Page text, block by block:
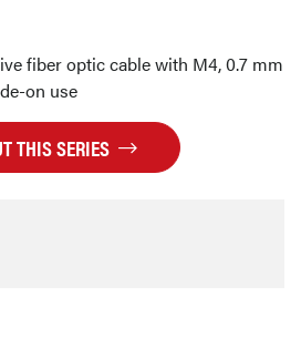
fiber optic cable with M4, 0.7 mm
on use
THIS SERIES